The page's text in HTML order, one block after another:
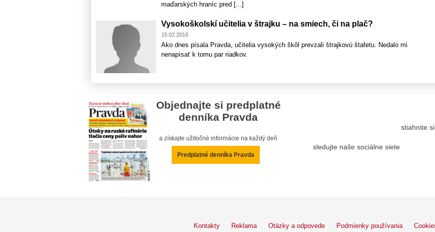
maďarských hraníc pred [...]
Vysokoškolskí učitelia v štrajku – na smiech, či na plač?
15.02.2016
Ako dnes písala Pravda, učitelia vysokých škôl prevzali štrajkovú štafetu. Nedalo mi
nenapísať k tomu par riadkov.
Objednajte si predplatné
denníka Pravda
a získajte užitočné informácie na každý deň
Predplatné denníka Pravda
sledujte naše sociálne siete
stiahnite
Kontakty Reklama Otázky a odpovede Podmienky používania